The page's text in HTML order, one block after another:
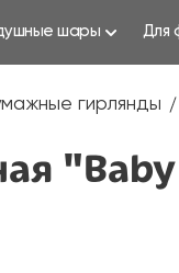
шары Для
гирлянды